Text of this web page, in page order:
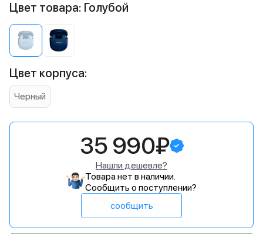
Цвет товара: Голубой
Цвет корпуса:
Черный
35 990₽
Нашли дешевле?
Товара нет в наличии.
Сообщить о поступлении?
сообщить